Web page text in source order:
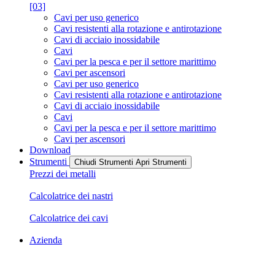
[03]
Cavi per uso generico
Cavi resistenti alla rotazione e antirotazione
Cavi di acciaio inossidabile
Cavi
Cavi per la pesca e per il settore marittimo
Cavi per ascensori
Cavi per uso generico
Cavi resistenti alla rotazione e antirotazione
Cavi di acciaio inossidabile
Cavi
Cavi per la pesca e per il settore marittimo
Cavi per ascensori
Download
Strumenti
Chiudi Strumenti Apri Strumenti
Prezzi dei metalli
Calcolatrice dei nastri
Calcolatrice dei cavi
Azienda